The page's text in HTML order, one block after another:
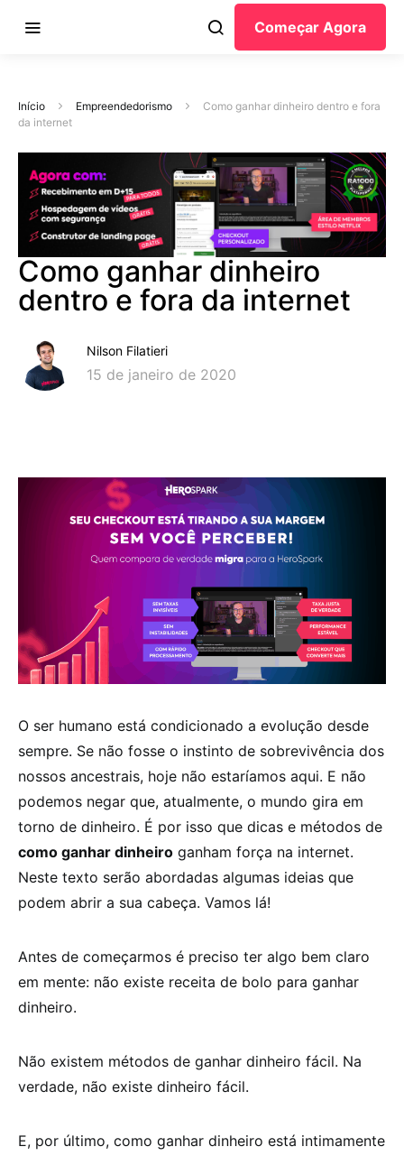
Começar Agora
Início Empreendedorismo
Como ganhar dinheiro dentro e fora
da internet
Como ganhar dinheiro
dentro e fora da internet
Nilson Filatieri
15 de janeiro de 2020
O ser humano está condicionado a evolução desde
sempre. Se não fosse o instinto de sobrevivência dos
nossos ancestrais, hoje não estaríamos aqui. E não
podemos negar que, atualmente, o mundo gira em
torno de dinheiro. É por isso que dicas e métodos de
como ganhar dinheiro ganham força na internet.
Neste texto serão abordadas algumas ideias que
podem abrir a sua cabeça. Vamos lá!
Antes de começarmos é preciso ter algo bem claro
em mente: não existe receita de bolo para ganhar
dinheiro.
Não existem métodos de ganhar dinheiro fácil. Na
verdade, não existe dinheiro fácil.
E, por último, como ganhar dinheiro está intimamente